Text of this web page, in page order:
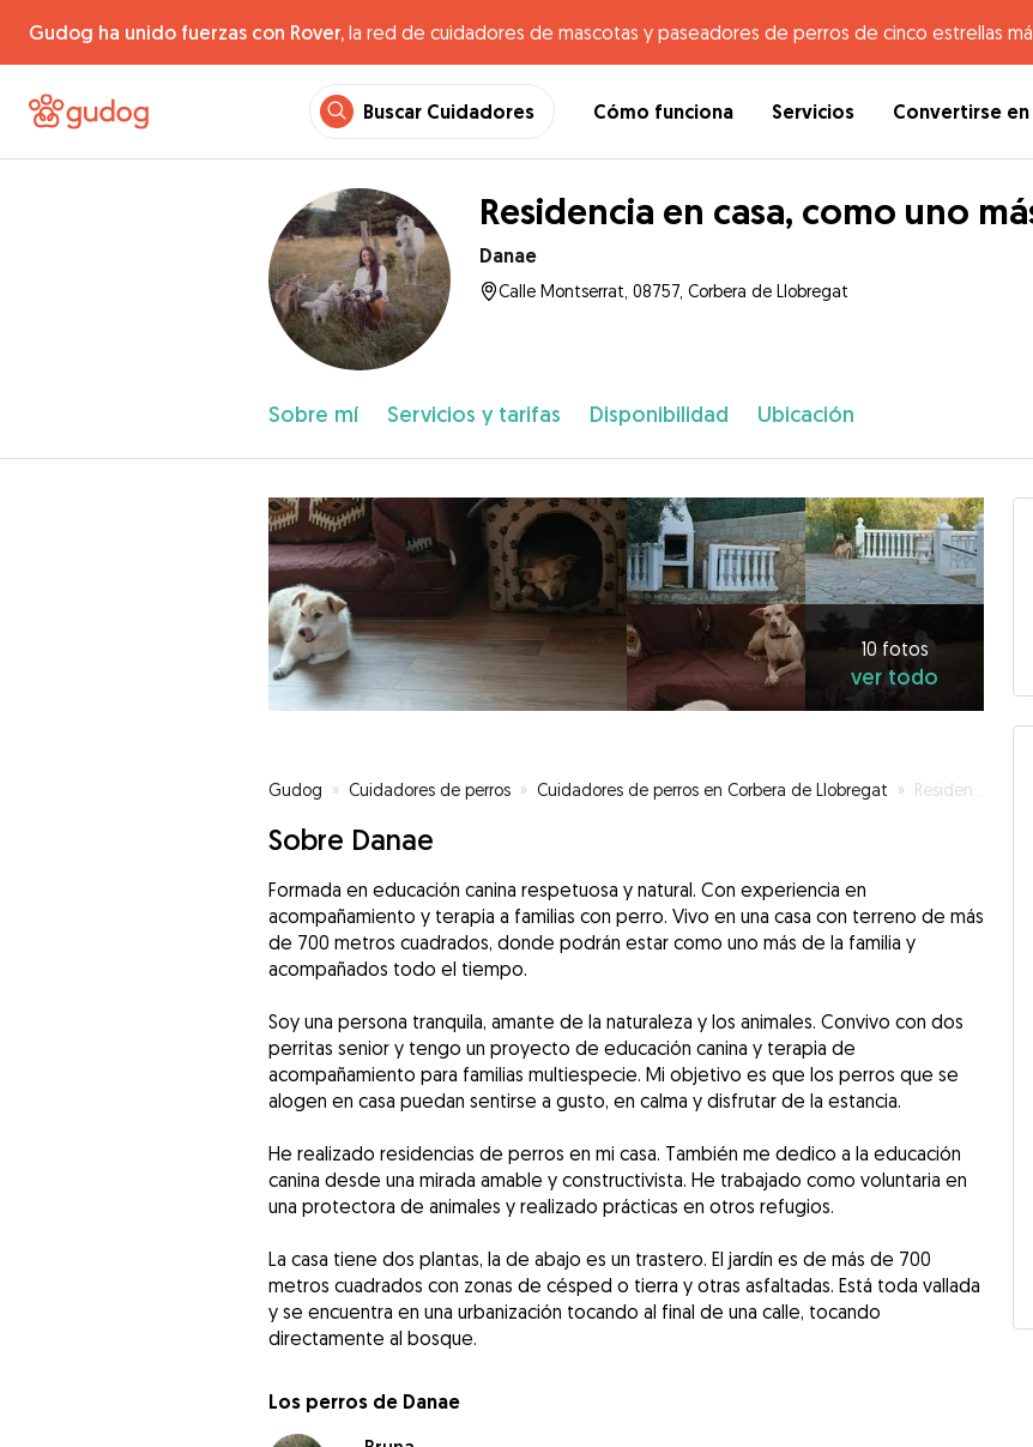
Gudog ha unido fuerzas con Rover, la red de cuidadores de mascotas y paseadores de perros de cinco estrellas
Buscar Cuidadores Cómo funciona Servicios Convertirse
Residencia en casa, como uno
Danae
Calle Montserrat, 08757, Corbera de Llobregat
Sobre mí Servicios y tarifas Disponibilidad Ubicación
10 fotos
ver todo
Gudog » Cuidadores de perros » Cuidadores de perros en Corbera de Llobregat » Residencia en casa, como uno más de la familia
Sobre Danae
Formada en educación canina respetuosa y natural. Con experiencia en
acompañamiento y terapia a familias con perro. Vivo en una casa con terreno de más
de 700 metros cuadrados, donde podrán estar como uno más de la familia y
acompañados todo el tiempo.
Soy una persona tranquila, amante de la naturaleza y los animales. Convivo con dos
perritas senior y tengo un proyecto de educación canina y terapia de
acompañamiento para familias multiespecie. Mi objetivo es que los perros que se
alogen en casa puedan sentirse a gusto, en calma y disfrutar de la estancia.
He realizado residencias de perros en mi casa. También me dedico a la educación
canina desde una mirada amable y constructivista. He trabajado como voluntaria en
una protectora de animales y realizado prácticas en otros refugios.
La casa tiene dos plantas, la de abajo es un trastero. El jardín es de más de 700
metros cuadrados con zonas de césped o tierra y otras asfaltadas. Está toda vallada
y se encuentra en una urbanización tocando al final de una calle, tocando
directamente al bosque.
Los perros de Danae